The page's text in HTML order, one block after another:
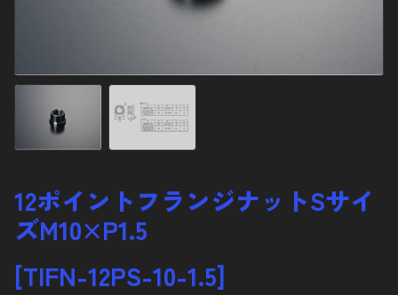
12ポイントフランジボルト
ナット
スタッドボルト
その他バイクパーツ
カーパーツ
12ポイントフランジナットSサイ
ズM10×P1.5
[TIFN-12PS-10-1.5]